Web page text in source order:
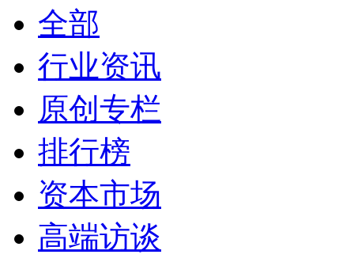
全部
行业资讯
原创专栏
排行榜
资本市场
高端访谈